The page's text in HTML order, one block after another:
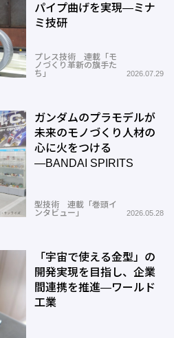
パイプ曲げを実現―ミナ
ミ技研
プレス技術 連載「モ
ノづくり革新の旗手た
ち」
2026.07.29
ガンダムのプラモデルが
未来のモノづくり人材の
心に火をつける
―BANDAI SPIRITS
型技術 連載「巻頭イ
ンタビュー」
2026.05.28
「宇宙で使える金型」の
開発実現を目指し、企業
間連携を推進―ワールド
工業